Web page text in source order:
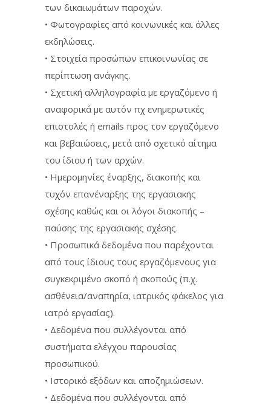
των δικαιωμάτων παροχών.
• Φωτογραφίες από κοινωνικές και άλλες
εκδηλώσεις.
• Στοιχεία προσώπων επικοινωνίας σε
περίπτωση ανάγκης.
• Σχετική αλληλογραφία με εργαζόμενο ή
αναφορικά με αυτόν πχ ενημερωτικές
επιστολές ή emails προς τον εργαζόμενο
και βεβαιώσεις, μετά από σχετικό αίτημα
του ίδιου ή των αρχών.
• Ημερομηνίες έναρξης, διακοπής και
τυχόν επανέναρξης της εργασιακής
σχέσης καθώς και οι λόγοι διακοπής –
παύσης της εργασιακής σχέσης.
• Προσωπικά δεδομένα που παρέχονται
από τους ίδιους τους εργαζόμενους για
συγκεκριμένο σκοπό ή σκοπούς (π.χ.
ασθένεια/αναπηρία, ιατρικός φάκελος για
ιατρό εργασίας).
• Δεδομένα που συλλέγονται από
συστήματα ελέγχου παρουσίας
προσωπικού.
• Ιστορικό εξόδων και αποζημιώσεων.
• Δεδομένα που συλλέγονται από